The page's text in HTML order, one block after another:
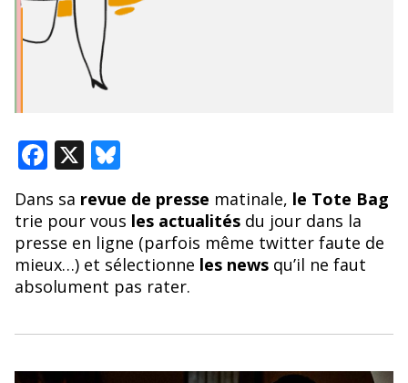
F
e
b
o
o
k
X Bl
u
e
sk
y
Dans sa revue de presse matinale, le Tote Bag
trie pour vous les actualitésdu jour dans la
presse en ligne (parfois même twitter faute de
mieux…) et sélectionne les newsqu’il ne faut
absolument pas rater.